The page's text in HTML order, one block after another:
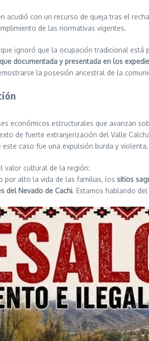
con un recurso de queja tras el
de las normativas vigentes.
ignoró que la ocupación tradicional
documentada y presentada en los
la posesión ancestral de la
económicos estructurales que avanzan
de fuerte extranjerización del Valle
caso fue una expulsión burda y
valor cultural de la región:
por alto la vida de las familias, los sitios
del Nevado de Cachi. Estamos hablando